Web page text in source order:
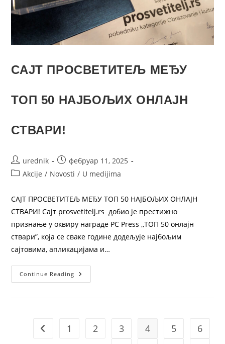
САЈТ ПРОСВЕТИТЕЉ МЕЂУ
ТОП 50 НАЈБОЉИХ ОНЛАЈН
СТВАРИ!
urednik
фебруар 11, 2025
Akcije / Novosti / U medijima
САЈТ ПРОСВЕТИТЕЉ МЕЂУ ТОП 50 НАЈБОЉИХ ОНЛАЈН
СТВАРИ! Сајт prosvetitelj.rs добио је престижно
признање у оквиру награде PC Press ,,TOП 50 онлајн
ствари”, која се сваке године додељује најбољим
сајтовима, апликацијама и…
Continue Reading
1 2 3 4 5
6